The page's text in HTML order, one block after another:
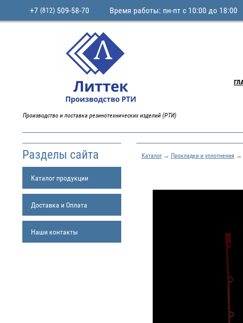
+7 (812)509-58-70 Время работы: пн-пт с 10:00 до 18:00
Производство и поставка резинотехнических изделий (РТИ)
Разделы сайта
Каталог продукции
Доставка и Оплата
Наши контакты
Каталог→ Прокладки и уплотнения →